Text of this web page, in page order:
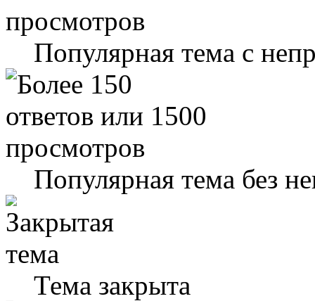
Популярная тема с
Популярная тема без
Тема закрыта